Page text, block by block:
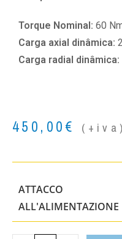
Torque Nominal: 60
Carga axial dinâmica:
Carga radial dinâmica:
450,00€ (+iva)
ATTACCO
ALL'ALIMENTAZIONE